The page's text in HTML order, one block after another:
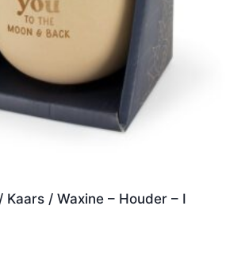
Kaars / Waxine – Houder – I